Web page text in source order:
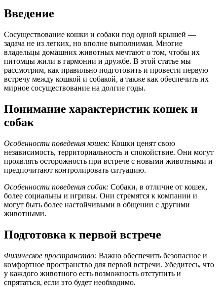
Введение
Сосуществование кошки и собаки под одной крышей —
задача не из легких, но вполне выполнимая. Многие
владельцы домашних животных мечтают о том, чтобы их
питомцы жили в гармонии и дружбе. В этой статье мы
рассмотрим, как правильно подготовить и провести первую
встречу между кошкой и собакой, а также как обеспечить их
мирное сосуществование на долгие годы.
Понимание характеристик кошек и
собак
Особенности поведения кошек: Кошки ценят свою
независимость, территориальность и спокойствие. Они могут
проявлять осторожность при встрече с новыми животными и
предпочитают контролировать ситуацию.
Особенности поведения собак: Собаки, в отличие от кошек,
более социальны и игривы. Они стремятся к компании и
могут быть более настойчивыми в общении с другими
животными.
Подготовка к первой встрече
Физическое пространство: Важно обеспечить безопасное и
комфортное пространство для первой встречи. Убедитесь, что
у каждого животного есть возможность отступить и
спрятаться, если это будет необходимо.